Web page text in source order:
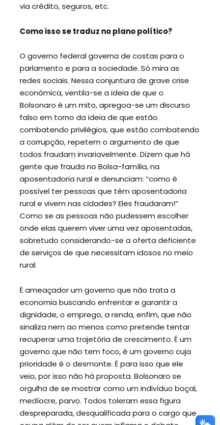
via crédito, seguros, etc.
Como isso se traduz no plano político?
O governo federal governa de costas para o
parlamento e para a sociedade. Só mira as
redes sociais. Nessa conjuntura de grave crise
econômica, ventila-se a ideia de que o
Bolsonaro é um mito, apregoa-se um discurso
falso em torno da ideia de que estão
combatendo privilégios, que estão combatendo
a corrupção, repetem o argumento de que
todos fraudam invariavelmente. Dizem que há
gente que frauda no Bolsa-família, na
aposentadoria rural e denunciam: “como é
possível ter pessoas que têm aposentadoria
rural e vivem nas cidades? Eles fraudaram!”
Como se as pessoas não pudessem escolher
onde elas querem viver uma vez aposentadas,
sobretudo considerando-se a oferta deficiente
de serviços de que necessitam idosos no meio
rural.
É ameaçador um governo que não trata a
economia buscando enfrentar e garantir a
dignidade, o emprego, a renda, enfim, que não
sinaliza nem ao menos como pretende tentar
recuperar uma trajetória de crescimento. É um
governo que não tem foco, é um governo cuja
prioridade é o desmonte. É para isso que ele
veio, por isso não há proposta. Bolsonaro se
orgulha de se mostrar como um indivíduo boçal,
medíocre, parvo. Todos toleram essa figura
despreparada, desqualificada para o cargo que